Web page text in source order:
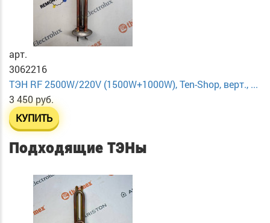
арт.
3062216
ТЭН RF 2500W/220V (1500W+1000W), Ten-Shop, верт., ...
3 450 руб.
КУПИТЬ
Подходящие ТЭНы